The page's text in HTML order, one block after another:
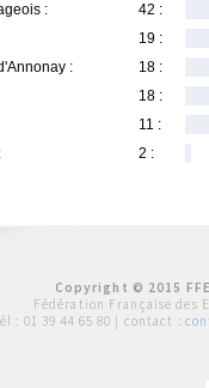
:
42 :
19 :
:
18 :
18 :
11 :
2 :
Copyright © 2015
Fédération Française des
: 01 39 44 65 80 | contact :